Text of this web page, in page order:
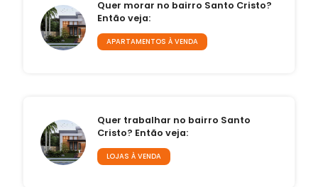
Quer morar no bairro Santo Cristo?
Então veja:
APARTAMENTOS À VENDA
Quer trabalhar no bairro Santo
Cristo? Então veja:
LOJAS À VENDA